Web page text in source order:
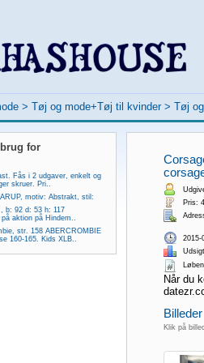
> Tøj og mode+Tøj til kvinder > Tøj
Pris:
2015-
Når du
Billeder
Klik på
for
Fås i 2 udgaver, enkelt og
skruer. Pri..
motiv: Abstrakt, stil:
b: 92 d: 53 h: 117
aktion på Hindem..
str. 158 ABERCROMBIE
160-165. Kids XLB..